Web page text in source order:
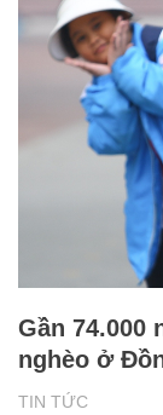
TIN TỨC
Gần 74.000
nghèo ở